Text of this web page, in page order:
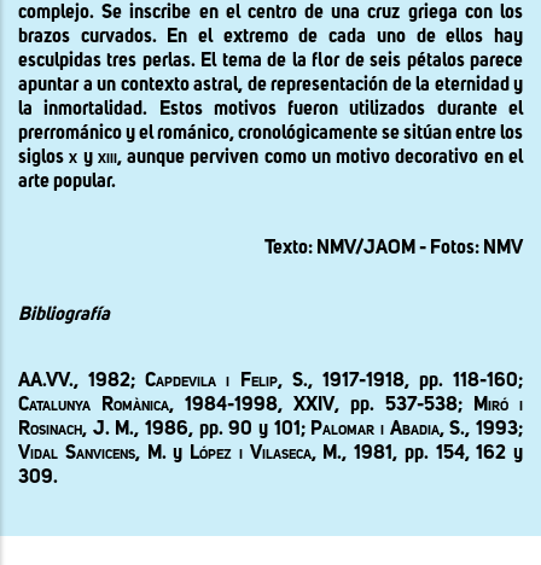
complejo. Se inscribe en el centro de una cruz griega con los
brazos curvados. En el extremo de cada uno de ellos hay
esculpidas tres perlas. El tema de la flor de seis pétalos parece
apuntar a un contexto astral, de representación de la eternidad y
la inmortalidad. Estos motivos fueron utilizados durante el
prerrománico y el románico, cronológicamente se sitúan entre los
siglosx y xiii,aunque perviven como un motivo decorativo en el
arte popular.
Texto: NMV/JAOM - Fotos: NMV
Bibliografía
AA.VV., 1982; Capdevila i Felip, S., 1917-1918, pp. 118-160;
Catalunya Romànica, 1984-1998, XXIV, pp. 537-538; Miró i
Rosinach, J. M., 1986, pp. 90 y 101; Palomar i Abadia, S., 1993;
Vidal Sanvicens, M.y López i Vilaseca, M., 1981, pp. 154, 162 y
309.